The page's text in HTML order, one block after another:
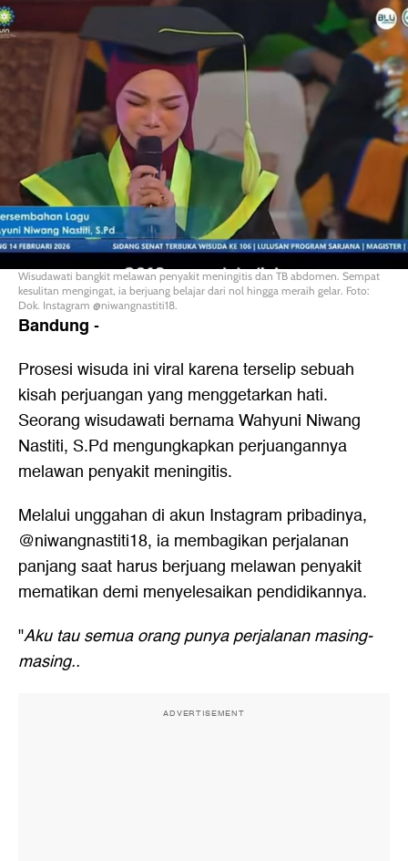
Wisudawati bangkit melawan penyakit meningitis dan TB abdomen. Sempat
kesulitan mengingat, ia berjuang belajar dari nol hingga meraih gelar. Foto:
Dok. Instagram @niwangnastiti18.
Bandung -
Prosesi wisuda ini viral karena terselip sebuah
kisah perjuangan yang menggetarkan hati.
Seorang wisudawati bernama Wahyuni Niwang
Nastiti, S.Pd mengungkapkan perjuangannya
melawan penyakit meningitis.
Melalui unggahan di akun Instagram pribadinya,
@niwangnastiti18, ia membagikan perjalanan
panjang saat harus berjuang melawan penyakit
mematikan demi menyelesaikan pendidikannya.
"Aku tau semua orang punya perjalanan masing-
masing..
ADVERTISEMENT